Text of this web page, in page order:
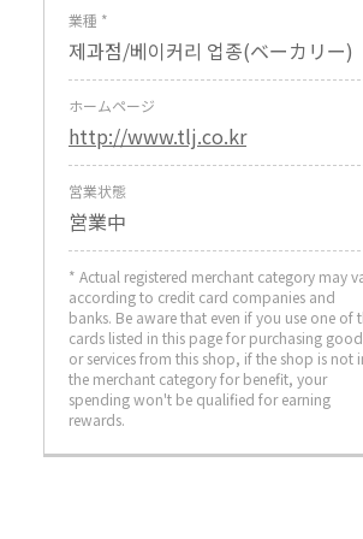
業種 *
제과점/베이커리 업종(ベーカリー)
ホームページ
http://www.tlj.co.kr
営業状態
営業中
* Actual registered merchant category may
according to credit card companies and
banks. Be aware that even if you use one of
cards listed in this page for purchasing
or services from this shop, if the shop is not
the merchant category for benefit, your
spending won't be qualified for earning
rewards.